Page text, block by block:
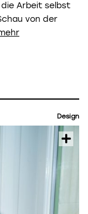
Arbeit selbst
von der
Design